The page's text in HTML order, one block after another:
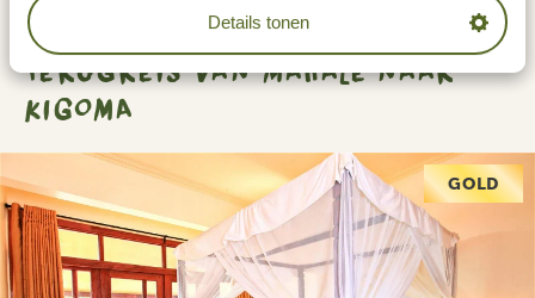
Details tonen
DAG 7
TERUGREIS VAN MAHALE NAAR
KIGOMA
GOLD